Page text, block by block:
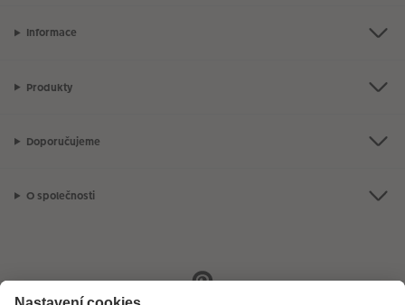
Informace
Produkty
Doporučujeme
O společnosti